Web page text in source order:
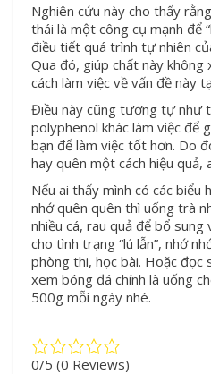
Nghiên cứu này cho thấy rằng
thái là một công cụ mạnh để
điều tiết quá trình tự nhiên
Qua đó, giúp chất này
cách làm việc về vấn đề này
Điều này cũng tương tự như
polyphenol khác làm việc để
bạn để làm việc tốt hơn. Do
hay quên một cách hiệu quả,
Nếu ai thấy mình có các biểu
nhớ quên quên thì uống trà
nhiều cá, rau quả để bổ
cho tình trạng “lú lẫn”, nhớ
phòng thi, học bài. Hoặc đọc
xem bóng đá chính là uống
500g mỗi ngày nhé.
0/5 (0 Reviews)